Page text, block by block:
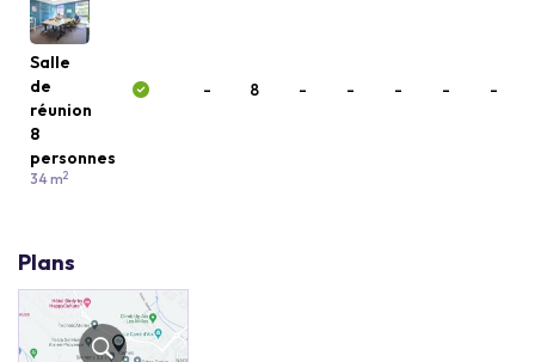
Salle
de
réunion
8
personnes
34 m2
- 8 - - - - -
Plans